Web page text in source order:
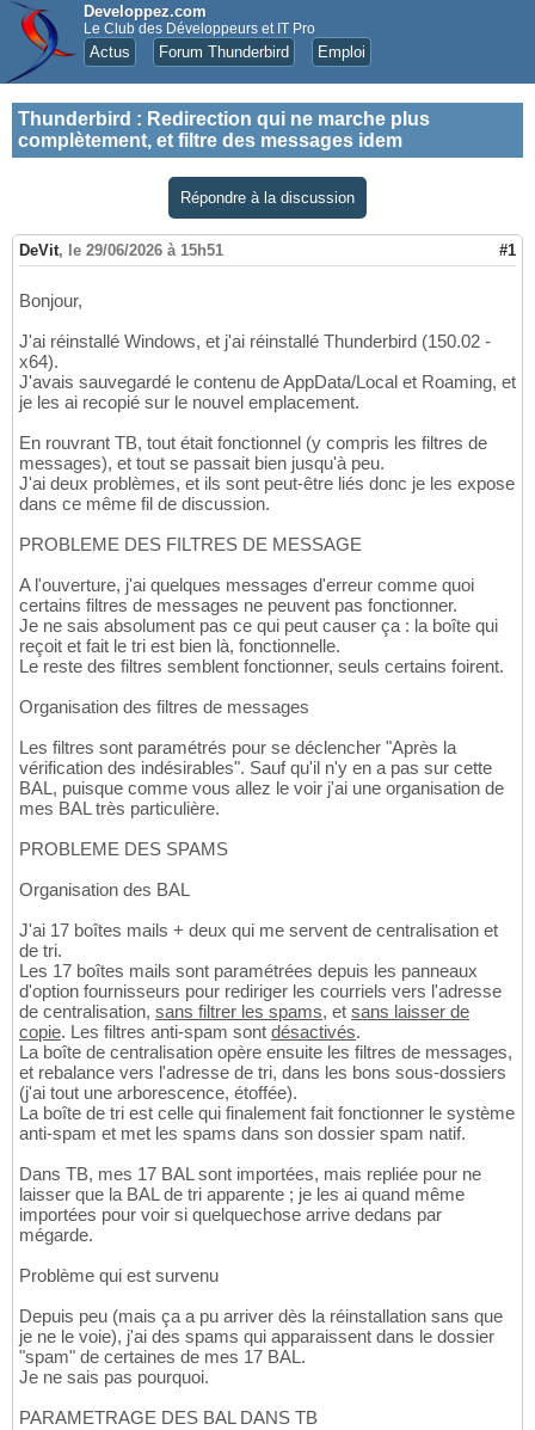
Developpez.com
Le Club des Développeurs et IT Pro
Actus Forum Thunderbird Emploi
Thunderbird : Redirection qui ne marche plus
complètement, et filtre des messages idem
Répondre à la discussion
DeVit, le 29/06/2026 à 15h51 #1
Bonjour,
J'ai réinstallé Windows, et j'ai réinstallé Thunderbird (150.02 -
x64).
J'avais sauvegardé le contenu de AppData/Local et Roaming, et
je les ai recopié sur le nouvel emplacement.
En rouvrant TB, tout était fonctionnel (y compris les filtres de
messages), et tout se passait bien jusqu'à peu.
J'ai deux problèmes, et ils sont peut-être liés donc je les expose
dans ce même fil de discussion.
PROBLEME DES FILTRES DE MESSAGE
A l'ouverture, j'ai quelques messages d'erreur comme quoi
certains filtres de messages ne peuvent pas fonctionner.
Je ne sais absolument pas ce qui peut causer ça : la boîte qui
reçoit et fait le tri est bien là, fonctionnelle.
Le reste des filtres semblent fonctionner, seuls certains foirent.
Organisation des filtres de messages
Les filtres sont paramétrés pour se déclencher "Après la
vérification des indésirables". Sauf qu'il n'y en a pas sur cette
BAL, puisque comme vous allez le voir j'ai une organisation de
mes BAL très particulière.
PROBLEME DES SPAMS
Organisation des BAL
J'ai 17 boîtes mails + deux qui me servent de centralisation et
de tri.
Les 17 boîtes mails sont paramétrées depuis les panneaux
d'option fournisseurs pour rediriger les courriels vers l'adresse
de centralisation, sans filtrer les spams, et sans laisser de
copie. Les filtres anti-spam sont désactivés.
La boîte de centralisation opère ensuite les filtres de messages,
et rebalance vers l'adresse de tri, dans les bons sous-dossiers
(j'ai tout une arborescence, étoffée).
La boîte de tri est celle qui finalement fait fonctionner le système
anti-spam et met les spams dans son dossier spam natif.
Dans TB, mes 17 BAL sont importées, mais repliée pour ne
laisser que la BAL de tri apparente ; je les ai quand même
importées pour voir si quelquechose arrive dedans par
mégarde.
Problème qui est survenu
Depuis peu (mais ça a pu arriver dès la réinstallation sans que
je ne le voie), j'ai des spams qui apparaissent dans le dossier
"spam" de certaines de mes 17 BAL.
Je ne sais pas pourquoi.
PARAMETRAGE DES BAL DANS TB